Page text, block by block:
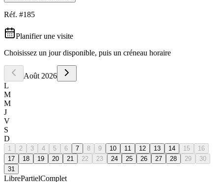
Réf. #185
Planifier une visite
Choisissez un jour disponible, puis un créneau horaire
Août 2026
L
M
M
J
V
S
D
1 2 3 4 5 6 7 8 9 10 11 12 13 14 15
16
17
18 19 20 21 22 23 24 25 26 27 28 29
30
31
LibrePartielComplet